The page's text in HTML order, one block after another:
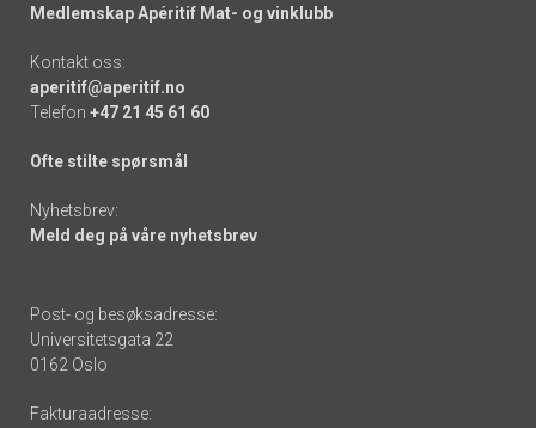
Medlemskap Apéritif Mat- og vinklubb
Kontakt oss:
aperitif@aperitif.no
Telefon +47 21 45 61 60
Ofte stilte spørsmål
Nyhetsbrev:
Meld deg på våre nyhetsbrev
Post- og besøksadresse:
Universitetsgata 22
0162 Oslo
Fakturaadresse: